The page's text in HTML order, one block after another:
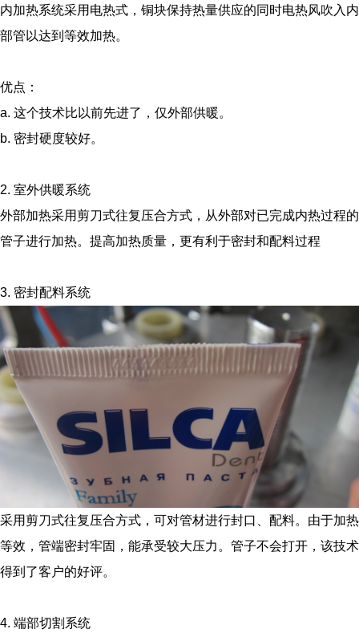
内加热系统采用电热式，铜块保持热量供应的同时电热风吹入内
部管以达到等效加热。
优点：
a. 这个技术比以前先进了，仅外部供暖。
b. 密封硬度较好。
2. 室外供暖系统
外部加热采用剪刀式往复压合方式，从外部对已完成内热过程的
管子进行加热。提高加热质量，更有利于密封和配料过程
3. 密封配料系统
采用剪刀式往复压合方式，可对管材进行封口、配料。由于加热
等效，管端密封牢固，能承受较大压力。管子不会打开，该技术
得到了客户的好评。
4. 端部切割系统